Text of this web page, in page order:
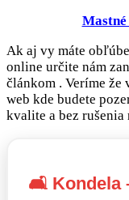
Ak aj vy máte
online určite nám
článkom . Veríme
web kde budete
kvalite a bez rušenia
🛋️ Kondela